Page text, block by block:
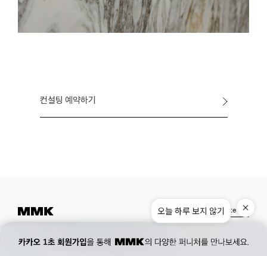
컨설팅 예약하기
Museum. 02. 777. 5887 Office.02. 777. 5778
177, Duteopbawi-ro, Yongsan-gu, Seoul, Korea
Instagram Pinterest